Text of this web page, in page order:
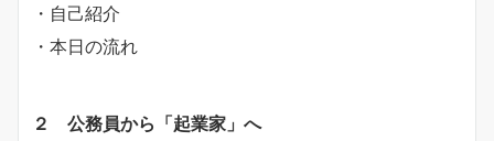
・自己紹介
・本日の流れ
２ 公務員から「起業家」へ